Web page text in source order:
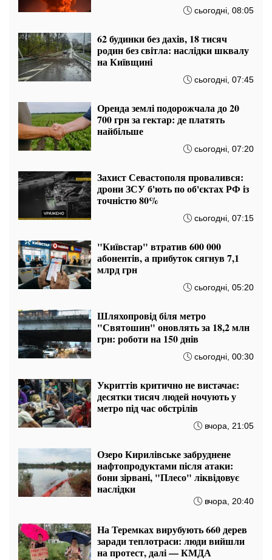
сьогодні, 08:05
62 будинки без дахів, 18 тисяч
родин без світла: наслідки шквалу
на Київщині
сьогодні, 07:45
Оренда землі подорожчала до 20
700 грн за гектар: де платять
найбільше
сьогодні, 07:20
Захист Севастополя провалився:
дрони ЗСУ б'ють по об'єктах РФ із
точністю 80%
сьогодні, 07:15
"Київстар" втратив 600 000
абонентів, а прибуток сягнув 7,1
млрд грн
сьогодні, 05:20
Шляхопровід біля метро
"Святошин" оновлять за 18,2 млн
грн: роботи на 150 днів
сьогодні, 00:30
Укриттів критично не вистачає:
десятки тисяч людей ночують у
метро під час обстрілів
вчора, 21:05
Озеро Кирилівське забруднене
нафтопродуктами після атаки:
бони зірвані, "Плесо" ліквідовує
наслідки
вчора, 20:40
На Теремках вирубують 660 дерев
заради теплотраси: люди вийшли
на протест, далі — КМДА